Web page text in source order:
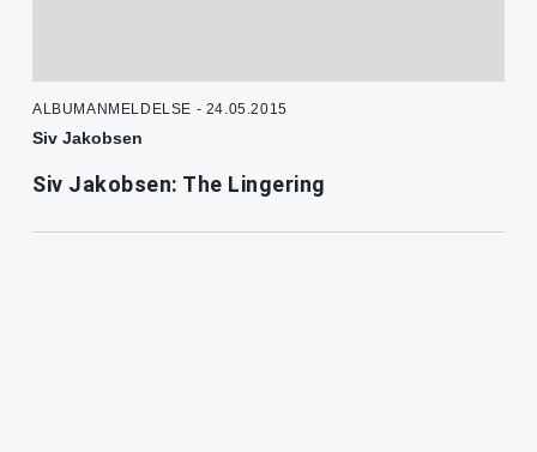
ALBUMANMELDELSE - 24.05.2015
Siv Jakobsen
Siv Jakobsen: The Lingering